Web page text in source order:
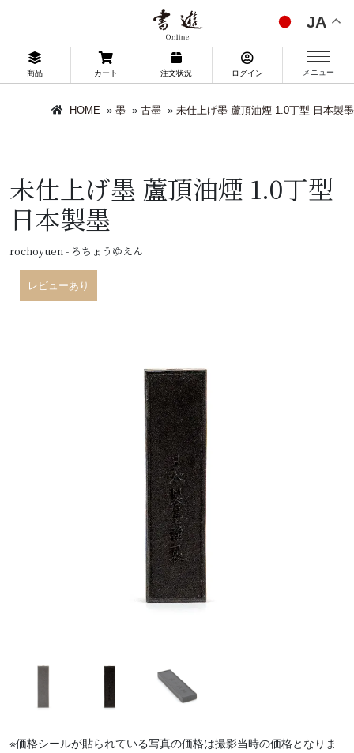
JA
商品 カート 注文状況 ログイン メニュー
HOME » 墨 » 古墨 » 未仕上げ墨 蘆頂油煙 1.0丁型 日本製墨
未仕上げ墨 蘆頂油煙 1.0丁型
日本製墨
rochoyuen - ろちょうゆえん
レビューあり
※価格シールが貼られている写真の価格は撮影当時の価格となりま